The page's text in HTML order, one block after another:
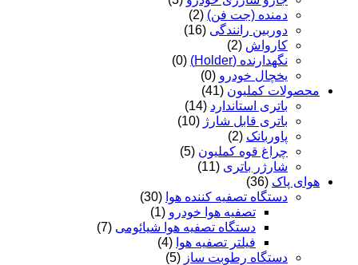
دمنده (جت فن) (2)
دوربین رانندگی (16)
کارواش (2)
نگهدارنده (Holder)
(0)
یخچال خودرو (0)
محصولات کملیون (41)
باتری استاندارد (14)
باتری قابل شارژ (10)
پاوربانک (2)
چراغ قوه کملیون (5)
شارژر باتری (11)
هوای پاک (36)
دستگاه تصفیه کننده هوا (30)
تصفیه هوا خودرو (1)
دستگاه تصفیه هوا شیائومی (7)
فیلتر تصفیه هوا (4)
دستگاه رطوبت ساز (5)